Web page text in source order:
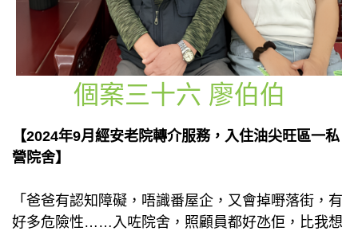
個案三十六 廖伯伯
【2024年9月經安老院轉介服務，入住油尖旺區一私
營院舍】
「爸爸有認知障礙，唔識番屋企，又會掉嘢落街，有
好多危險性……入咗院舍，照顧員都好氹佢，比我想